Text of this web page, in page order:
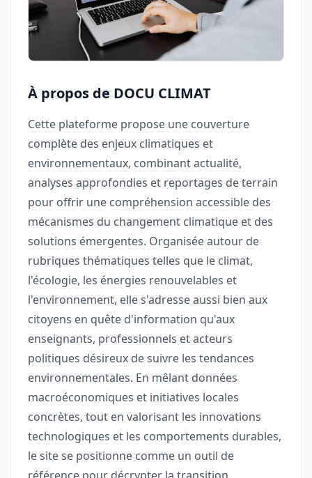
À propos de DOCU CLIMAT
Cette plateforme propose une couverture
complète des enjeux climatiques et
environnementaux, combinant actualité,
analyses approfondies et reportages de terrain
pour offrir une compréhension accessible des
mécanismes du changement climatique et des
solutions émergentes. Organisée autour de
rubriques thématiques telles que le climat,
l'écologie, les énergies renouvelables et
l'environnement, elle s'adresse aussi bien aux
citoyens en quête d'information qu'aux
enseignants, professionnels et acteurs
politiques désireux de suivre les tendances
environnementales. En mêlant données
macroéconomiques et initiatives locales
concrètes, tout en valorisant les innovations
technologiques et les comportements durables,
le site se positionne comme un outil de